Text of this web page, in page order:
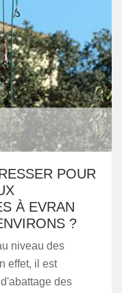
POUR
À EVRAN
?
niveau des
effet, il est
des